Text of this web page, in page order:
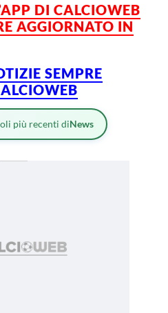
DI CALCIOWEB
AGGIORNATO IN
SEMPRE
più recenti diNews